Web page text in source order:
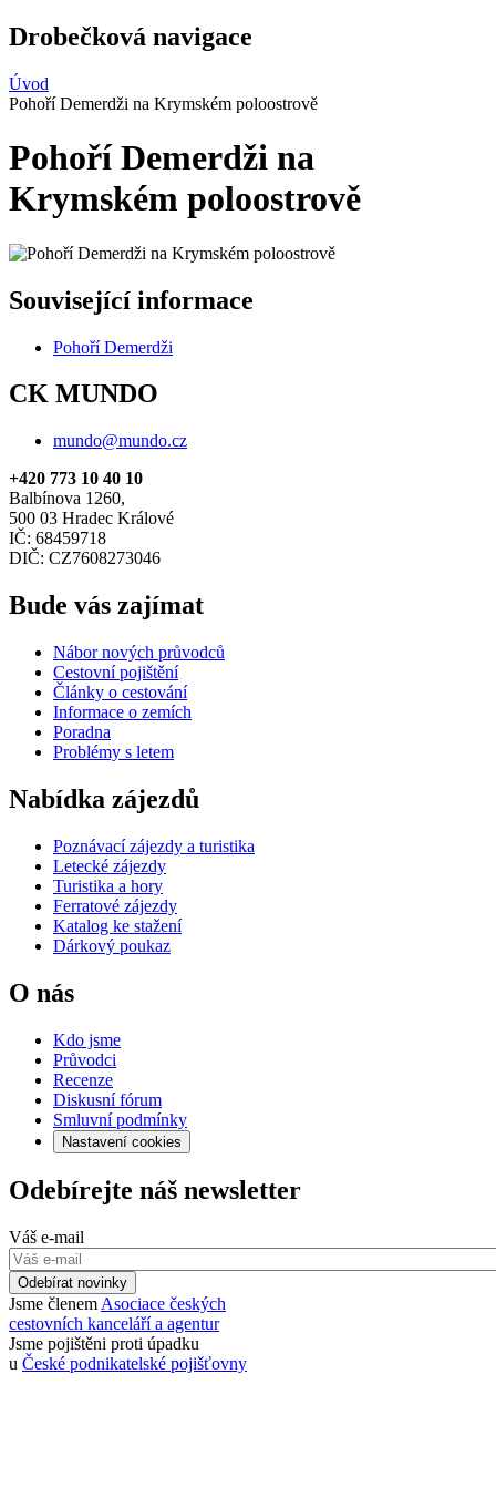
Drobečková navigace
Úvod
Pohoří Demerdži na Krymském poloostrově
Pohoří Demerdži na
Krymském poloostrově
Související informace
Pohoří Demerdži
CK MUNDO
mundo@mundo.cz
+420 773 10 40 10
Balbínova 1260,
500 03 Hradec Králové
IČ: 68459718
DIČ: CZ7608273046
Bude vás zajímat
Nábor nových průvodců
Cestovní pojištění
Články o cestování
Informace o zemích
Poradna
Problémy s letem
Nabídka zájezdů
Poznávací zájezdy a turistika
Letecké zájezdy
Turistika a hory
Ferratové zájezdy
Katalog ke stažení
Dárkový poukaz
O nás
Kdo jsme
Průvodci
Recenze
Diskusní fórum
Smluvní podmínky
Nastavení cookies
Odebírejte náš newsletter
Váš e-mail
Odebírat novinky
Jsme členem Asociace českých
cestovních kanceláří a agentur
Jsme pojištěni proti úpadku
u České podnikatelské pojišťovny